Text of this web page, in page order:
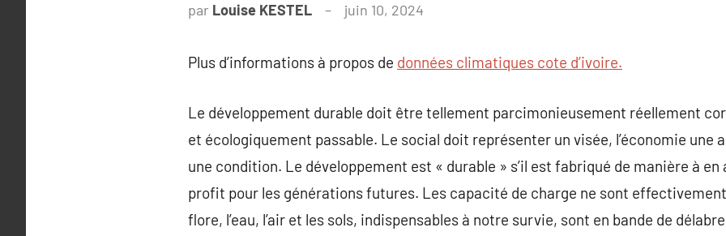
par Louise KESTEL juin 10, 2024
Plus d’informations à propos de données climatiques cote d’ivoire.
Le développement durable doit être tellement parcimonieusement réellement
et écologiquement passable. Le social doit représenter un visée, l’économie une
une condition. Le développement est « durable » s’il est fabriqué de manière à
profit pour les générations futures. Les capacité de charge ne sont
flore, l’eau, l’air et les sols, indispensables à notre survie, sont en bande de